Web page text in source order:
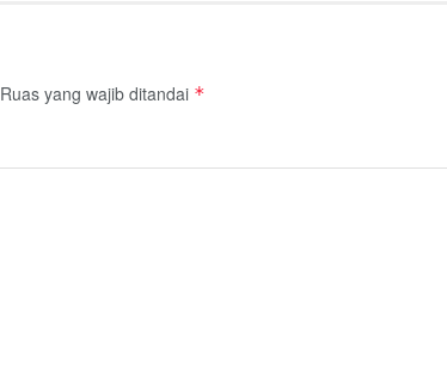
Ruas yang wajib ditandai *